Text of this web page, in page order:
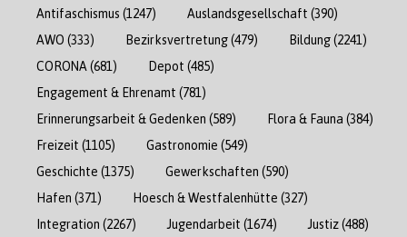
Antifaschismus (1247) Auslandsgesellschaft (390)
AWO (333) Bezirksvertretung(479) Bildung(2241)
CORONA (681) Depot (485)
Engagement & Ehrenamt (781)
Erinnerungsarbeit & Gedenken (589) Flora & Fauna (384)
Freizeit (1105) Gastronomie (549)
Geschichte (1375) Gewerkschaften (590)
Hafen (371) Hoesch & Westfalenhütte (327)
Integration (2267) Jugendarbeit (1674) Justiz(488)